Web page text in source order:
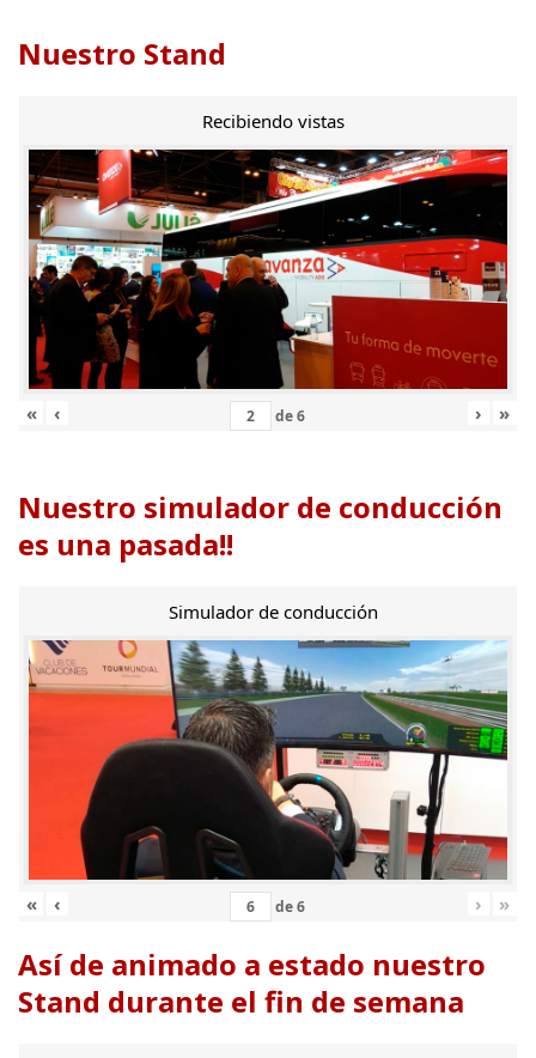
Nuestro Stand
Recibiendo vistas
« ‹ de6 › »
Nuestro simulador de conducción
es una pasada!!
Simulador de conducción
« ‹ de6 › »
Así de animado a estado nuestro
Stand durante el fin de semana